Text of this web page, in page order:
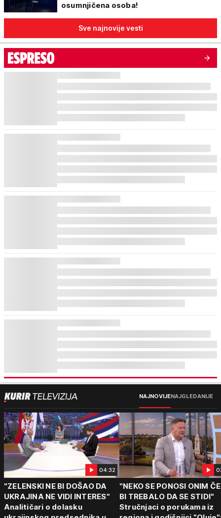
osumnjičena osoba!
Sve najnovije vesti
NAJNOVIJENAJGLEDANIJE
04:32
"ZELENSKI NE BI DOŠAO DA
UKRAJINA NE VIDI INTERES"
Analitičari o dolasku
"NEKO SE PONOSI ONIM
BI TREBALO DA SE STIDI"
Stručnjaci o porukama iz